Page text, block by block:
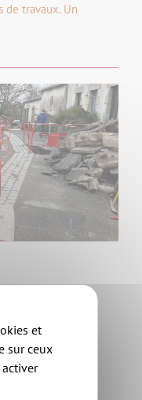
de travaux. Un
fief des
dans le quartier
canalisations qui
et
sur ceux